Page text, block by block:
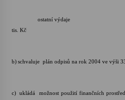
ostatní
tis. Kč
b) schvaluje plán odpisů na rok 2004 ve výši
c) ukládá možnost použití finančních